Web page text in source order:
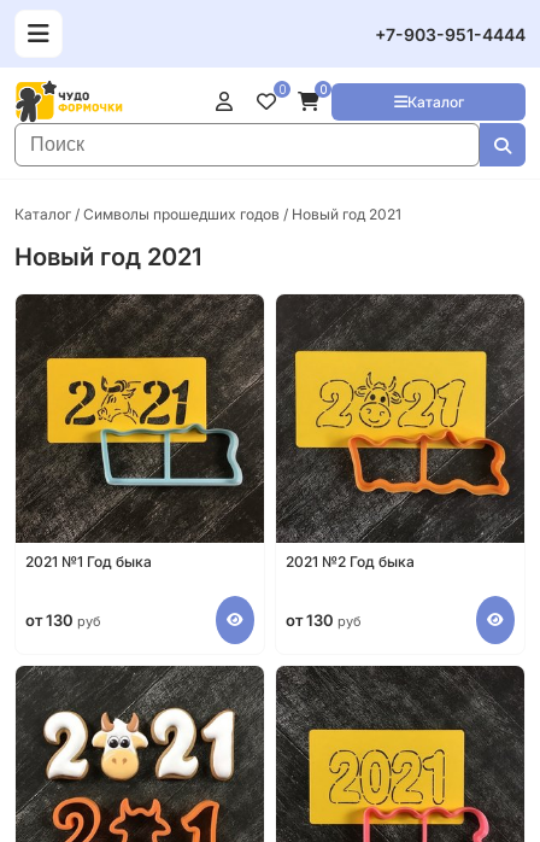
+7-903-951-4444
Каталог
0 0
Каталог / Символы прошедших годов / Новый год 2021
Новый год 2021
2021 №1 Год быка
от 130 руб
2021 №2 Год быка
от 130 руб